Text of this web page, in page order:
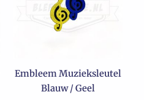
Embleem Muzieksleutel
Blauw / Geel